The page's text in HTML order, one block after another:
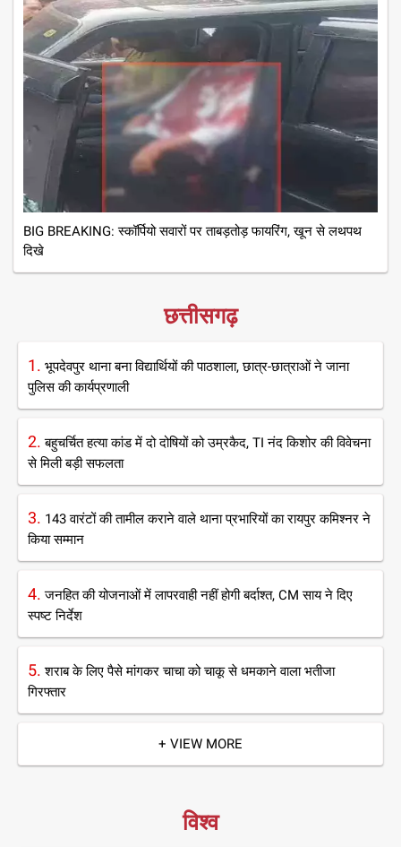
BIG BREAKING: स्कॉर्पियो सवारों पर ताबड़तोड़ फायरिंग, खून से लथपथ
दिखे
छत्तीसगढ़
1. भूपदेवपुर थाना बना विद्यार्थियों की पाठशाला, छात्र-छात्राओं ने जाना
पुलिस की कार्यप्रणाली
2.बहुचर्चित हत्या कांड में दो दोषियों को उम्रकैद, TI नंद किशोर की विवेचना
से मिली बड़ी सफलता
3. 143 वारंटों की तामील कराने वाले थाना प्रभारियों का रायपुर कमिश्नर ने
किया सम्मान
4.जनहित की योजनाओं में लापरवाही नहीं होगी बर्दाश्त, CM साय ने दिए
स्पष्ट निर्देश
5.शराब के लिए पैसे मांगकर चाचा को चाकू से धमकाने वाला भतीजा
गिरफ्तार
+ VIEW MORE
विश्व